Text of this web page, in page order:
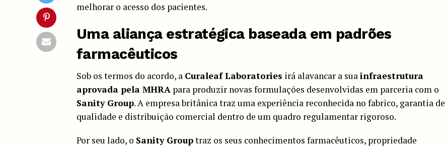
melhorar o acesso dos pacientes.
Uma aliança estratégica baseada em padrões
farmacêuticos
Sob os termos do acordo, a Curaleaf Laboratories irá alavancar a sua infraestrutura
aprovada pela MHRA para produzir novas formulações desenvolvidas em parceria com o
Sanity Group. A empresa britânica traz uma experiência reconhecida no fabrico, garantia de
qualidade e distribuição comercial dentro de um quadro regulamentar rigoroso.
Por seu lado, o Sanity Grouptraz os seus conhecimentos farmacêuticos, propriedade